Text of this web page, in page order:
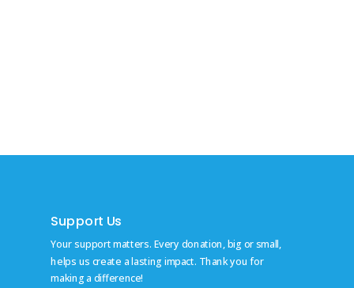
Support Us
Your support matters. Every donation, big or small,
helps us create a lasting impact. Thank you for
making a difference!